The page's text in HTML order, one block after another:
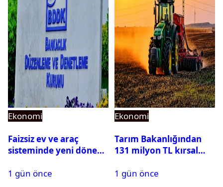
Ekonomi
Faizsiz ev ve araç
sisteminde yeni dönem:
değiştirdi
1 gün önce
Ekonomi
Tarım Bakanlığından
131 milyon TL kırsal
Toplam 688 milyon TL
1 gün önce